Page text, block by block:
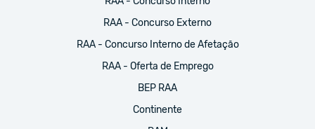
RAA - Concurso Externo
RAA - Concurso Interno de Afetação
RAA - Oferta de Emprego
BEP RAA
Continente